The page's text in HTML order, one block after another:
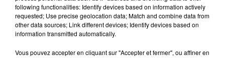
théoriquement la constatation automatique
de ces infractions. Mais sans homologation
officielle des équipements, aucune
verbalisation n’est possible. À ce stade, seuls
following functionalities: Identify devices based on information actively
requested; Use precise geolocation data; Match and combine data from
other data sources; Link different devices; Identify devices based on
information transmitted automatically.
Vous pouvez accepter en cliquant sur "Accepter et fermer", ou affiner en